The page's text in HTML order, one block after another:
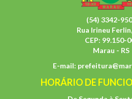
(54) 3342-
Rua Irineu
CEP: 99.150-
Marau - RS
E-mail:
HORÁRIO DE